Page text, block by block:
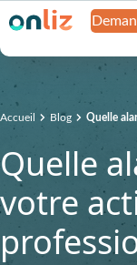
Accueil Blog Quelle
Quelle
votre